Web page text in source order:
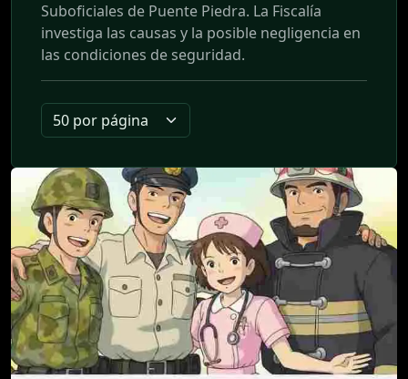
Suboficiales de Puente Piedra. La Fiscalía
investiga las causas y la posible negligencia en
las condiciones de seguridad.